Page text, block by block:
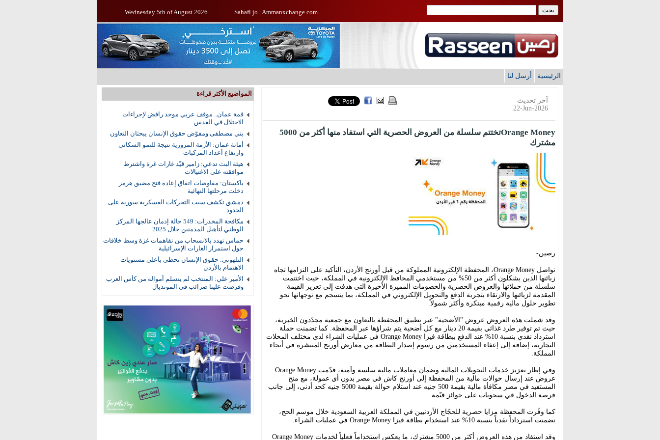
Wednesday 5th of August 2026 Sahafi.jo | Ammanxchange.com
الرئيسية أرسل لنا
المواضيع الأكثر قراءة
قمة عمان.. موقف عربي موحد رافض لإجراءات
الاحتلال في القدس
بني مصطفى ومفوّض حقوق الإنسان يبحثان التعاون
أمانة عمان: الأزمة المرورية نتيجة للنمو السكاني
وارتفاع أعداد المركبات
هيئة البث تدعي: زامير قيّد غارات غزة واشترط
موافقته على الاغتيالات
باكستان: مفاوضات اتفاق إعادة فتح مضيق هرمز
دخلت مرحلتها النهائية
دمشق تكشف سبب التحركات العسكرية سورية على
الحدود
مكافحة المخدرات: 549 حالة إدمان عالجها المركز
الوطني لتأهيل المدمنين خلال 2025
حماس تهدد بالانسحاب من تفاهمات غزة وسط خلافات
حول استمرار الغارات الإسرائيلية
التلهوني: حقوق الإنسان تحظى بأعلى مستويات
الاهتمام بالأردن
الأمير علي: المنتخب لم يتسلم أمواله من كأس العرب
وفرضت علينا ضرائب في المونديال
آخر تحديث
22-Jun-2026
Orange Moneyتختتم سلسلة من العروض الحصرية التي استفاد منها أكثر من 5000
مشترك
رصين-
تواصل Orange Money، المحفظة الإلكترونية المملوكة من قبل أورنج الأردن، التأكيد على التزامها تجاه
زبائنها الذين يشكلون أكثر من 50% من مستخدمي المحافظ الإلكترونية في المملكة، حيث اختتمت
سلسلة من حملاتها والعروض الحصرية والخصومات المميزة الأخيرة التي هدفت إلى تعزيز القيمة
المقدمة لزبائنها والارتقاء بتجربة الدفع والتحويل الإلكتروني في المملكة، بما ينسجم مع توجهاتها نحو
تطوير حلول مالية رقمية مبتكرة وأكثر شمولاً.
وقد شملت هذه العروض عروض "الأضحية" عبر تطبيق المحفظة بالتعاون مع جمعية مجدّدون الخيرية،
حيث تم توفير طرد غذائي بقيمة 20 دينار مع كل أضحية يتم شراؤها عبر المحفظة. كما تضمنت حملة
استرداد نقدي بنسبة 10% عند الدفع ببطاقة فيزا Orange Money في عمليات الشراء لدى مختلف المحلات
التجارية، إضافة إلى إعفاء المستخدمين من رسوم إصدار البطاقة من معارض أورنج المنتشرة في أنحاء
المملكة.
وفي إطار تعزيز خدمات التحويلات المالية وضمان معاملات مالية سلسة وآمنة، قدّمت Orange Money
عروض عند إرسال حوالات مالية من المحفظة إلى أورنج كاش في مصر بدون أي عمولة، مع منح
المستفيد في مصر مكافأة مالية بقيمة 500 جنيه عند استلام حوالة بقيمة 5000 جنيه كحد أدنى، إلى جانب
فرصة الدخول في سحوبات على جوائز قيّمة.
كما وفّرت المحفظة مزايا حصرية للحجّاج الأردنيين في المملكة العربية السعودية خلال موسم الحج،
تضمنت استرداداً نقدياً بنسبة 10% عند استخدام بطاقة فيزا Orange Money في عمليات الشراء.
وقد استفاد من هذه العروض أكثر من 5000 مشترك، ما يعكس استخداماً فعلياً لخدمات Orange Money